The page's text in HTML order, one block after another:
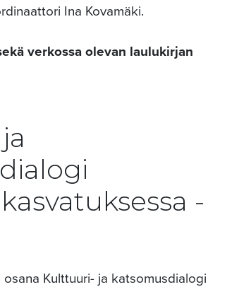
Ina Kovamäki.
verkossa olevan laulukirjan
-
Kulttuuri- ja katsomusdialogi